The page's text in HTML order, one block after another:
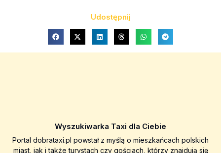
Udostępnij
Wyszukiwarka Taxi dla Ciebie
Portal dobrataxi.pl powstał z myślą o mieszkańcach polskich
miast, jak i także turystach czy gościach, którzy znajdują się